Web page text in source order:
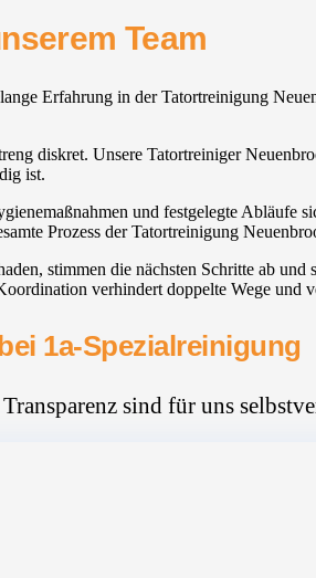
Team
Erfahrung in der Tatortreinigung
diskret. Unsere Tatortreiniger
ist.
und festgelegte Abläufe
Prozess der Tatortreinigung
stimmen die nächsten Schritte ab
verhindert doppelte Wege und
1a-Spezialreinigung
sind für uns